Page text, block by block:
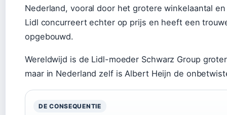
Nederland, vooral door het grotere winkelaantal
Lidl concurreert echter op prijs en heeft een
opgebouwd.
Wereldwijd is de Lidl-moeder Schwarz Group
maar in Nederland zelf is Albert Heijn de
DE CONSEQUENTIE